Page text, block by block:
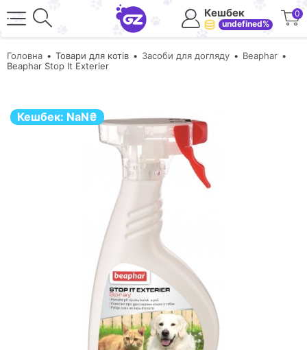
Кешбек
undefined%
0
Головна Товари для котів Засоби для догляду
Beaphar
Beaphar Stop It Exterier
Кешбек: NaN₴